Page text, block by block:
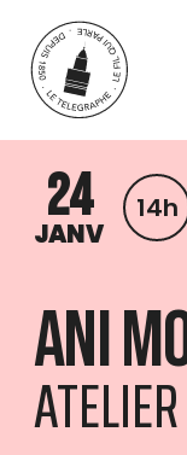
Aller au contenu
24
JANV
14h
ANI